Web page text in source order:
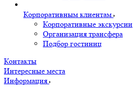
Корпоративным клиентам
Корпоративные экскурсии
Организация трансфера
Подбор гостиниц
Контакты
Интересные места
Информация